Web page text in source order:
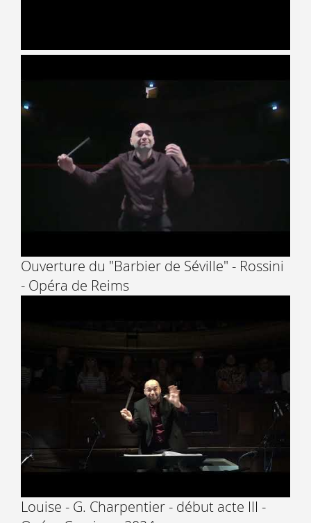
Ouverture du "Barbier de Séville" - Rossini
- Opéra de Reims
Louise - G. Charpentier - début acte III -